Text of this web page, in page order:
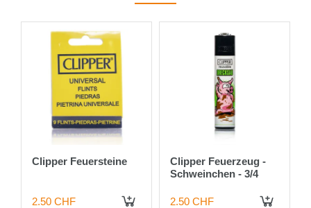
Clipper Feuersteine
2.50 CHF
Clipper Feuerzeug -
Schweinchen - 3/4
2.50 CHF